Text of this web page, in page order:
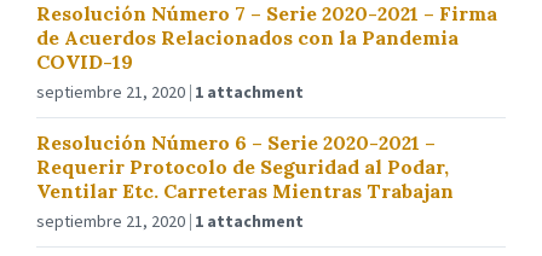
Resolución Número 7 – Serie 2020-2021 – Firma
de Acuerdos Relacionados con la Pandemia
COVID-19
septiembre 21, 2020 1 attachment
Resolución Número 6 – Serie 2020-2021 –
Requerir Protocolo de Seguridad al Podar,
Ventilar Etc. Carreteras Mientras Trabajan
septiembre 21, 2020 1 attachment